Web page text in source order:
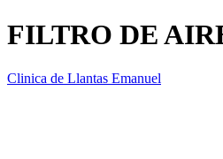
FILTRO DE
Clinica de Llantas Emanuel